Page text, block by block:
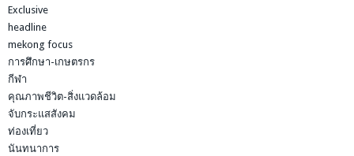
Exclusive
headline
mekong focus
การศึกษา-เกษตรกร
กีฬา
คุณภาพชีวิต-สิ่งแวดล้อม
จับกระแสสังคม
ท่องเที่ยว
นันทนาการ